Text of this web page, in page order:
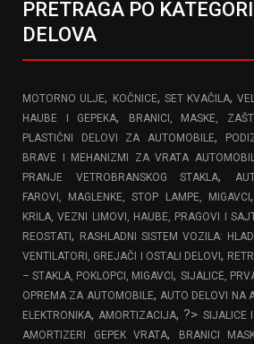
PRETRAGA PO
DELOVA
MOTORNO ULJE, KOČNICE, SET KVAČILA,
HAUBE I GEPEKA,
BRANICI, MASKE,
PLASTIČNI DELOVI ZA AUTOMOBILE,
BRAVE I MEHANIZMI ZA VRATA
PRANJE VETROBRANSKOG STAKLA,
FAROVI, MAGLENKE, STOP LAMPE, MIGAVCI,
KRILA, VEZNI LIMOVI, HAUBE, PRAGOVI I
REOSTATI, RASHLADNI SISTEM VOZILA:
VENTILATORI, GREJAČI I OSTALI DELOVI,
– STAKLA, POKLOPCI, MIGAVCI, SIJALICE,
OPREMA ZA AUTOMOBILE,AUTO DELOVI NA
ELEKTRONIKA,AMORTIZACIJA, ?> SIJALICE
AMORTIZERI GEPEK VRATA, BRANICI